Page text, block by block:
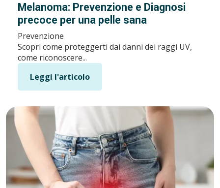
Melanoma: Prevenzione e Diagnosi
precoce per una pelle sana
Prevenzione
Scopri come proteggerti dai danni dei raggi UV,
come riconoscere...
Leggi l'articolo